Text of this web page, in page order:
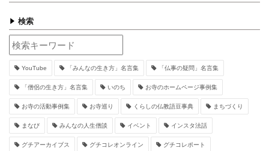
検索
YouTube 「みんなの生き方」名言集 「仏事の疑問」名言集
「僧侶の生き方」名言集 いのち お寺のホームページ事例集
お寺の活動事例集 お寺巡り くらしの仏教語豆事典 まちづくり
まなび みんなの人生僧談 イベント インスタ法話
グチアーカイブス グチコレオンライン グチコレポート